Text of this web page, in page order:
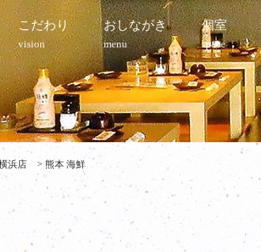
こだわり
vision
おしながき
menu
個室
space
浜店 > 熊本 海鮮